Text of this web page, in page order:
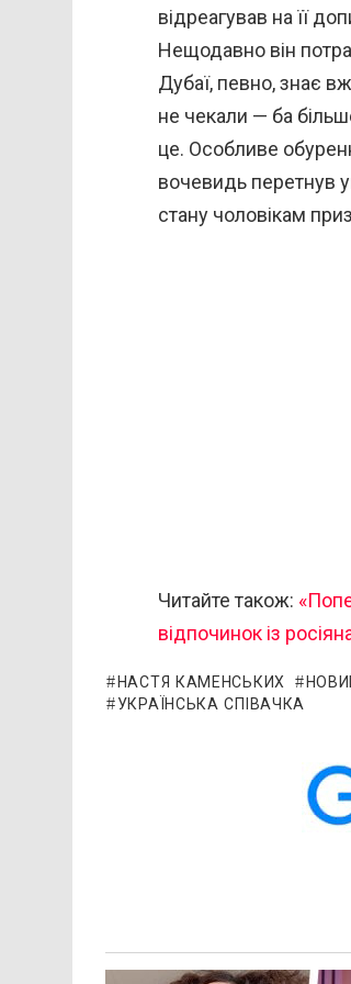
відреагував на її
Нещодавно він
Дубаї, певно, знає
не чекали — ба
це. Особливе
вочевидь перетнув
стану чоловікам
Читайте також:
відпочинок із
НАСТЯ КАМЕНСЬКИХ
УКРАЇНСЬКА СПІВАЧКА